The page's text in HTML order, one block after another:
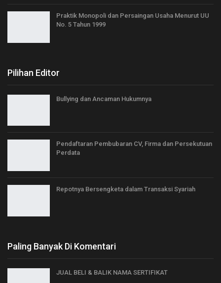
Praktik Monopoli dan Persaingan Usaha Menurut UU
No. 5 Tahun 1999
Pilihan Editor
Bullying dan Ancaman Hukumnya
Pendaftaran Pembubaran CV, Firma dan Persekutuan
Perdata
Repotnya Bersengketa dalam Transaksi Syariah
Paling Banyak Di Komentari
JUAL BELI & BALIK NAMA SERTIFIKAT